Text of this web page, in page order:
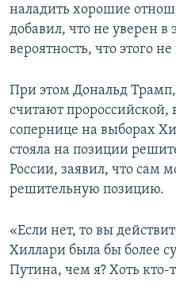
наладить хорошие
добавил, что не уверен в
вероятность, что этого
При этом Дональд
считают пророссийской,
сопернице на выборах
стояла на позиции
России, заявил, что сам
решительную позицию.
«Если нет, то вы
Хиллари была бы более
Путина, чем я? Хоть кто-